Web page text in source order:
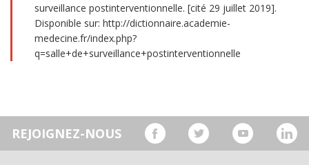
surveillance postinterventionnelle. [cité 29 juillet 2019].
Disponible sur: http://dictionnaire.academie-
medecine.fr/index.php?
q=salle+de+surveillance+postinterventionnelle
REJOIGNEZ-NOUS